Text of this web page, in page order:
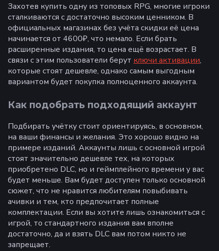
Захотев купить одну из топовых RPG, многие игроки
сталкиваются с достаточно высоким ценником. В
официальных магазинах без учёта скидки её цена
начинается от 4600₽, что немало. Если брать
расширенные издания, то цена ещё возрастает. В
связи с этим пользователи берут ключи активации,
которые стоят дешевле, однако самым выгодным
вариантом будет покупка полноценного аккаунта.
Как подобрать подходящий аккаунт
Подбирать учётку стоит ориентируясь, в основном,
на ваши финансы и желания. Это хорошо видно на
примере изданий. Аккаунты лишь с основной игрой
стоят значительно дешевле тех, на которых
приобретено DLC, но и геймплейного времени у вас
будет меньше. Вам будет доступен только основной
сюжет, что не нравится любителям повыбивать
ачивки и тем, кто предпочитает полные
комплектации. Если вы хотите лишь ознакомиться с
игрой, то стандартного издания вам вполне
достаточно, да и взять DLC вам потом никто не
запрещает.